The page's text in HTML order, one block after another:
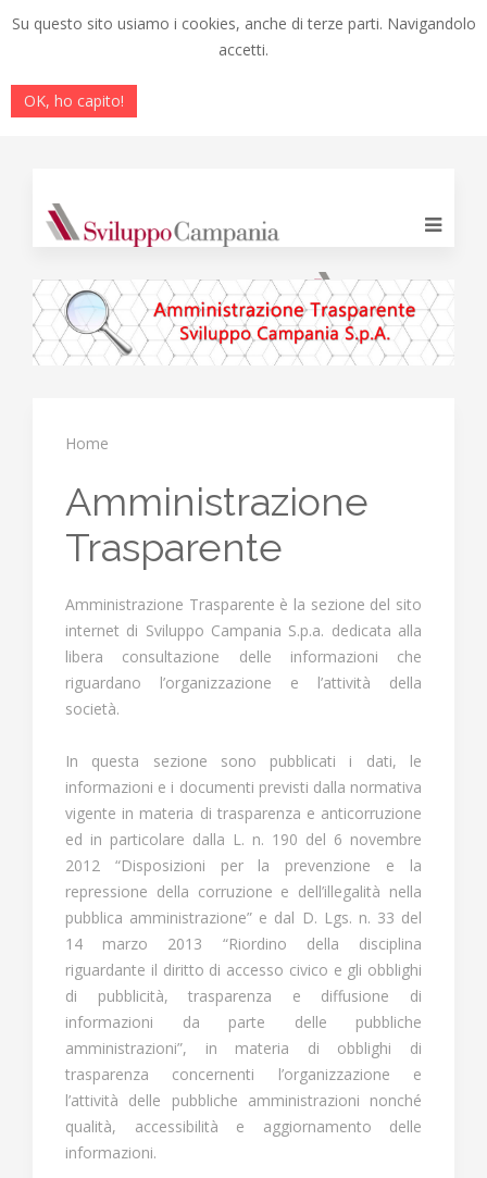
Su questo sito usiamo i cookies, anche di terze parti. Navigandolo
accetti.
OK, ho capito!
Home
Amministrazione
Trasparente
Amministrazione Trasparente è la sezione del sito
internet di Sviluppo Campania S.p.a. dedicata alla
libera consultazione delle informazioni che
riguardano l’organizzazione e l’attività della
società.
In questa sezione sono pubblicati i dati, le
informazioni e i documenti previsti dalla normativa
vigente in materia di trasparenza e anticorruzione
ed in particolare dalla L. n. 190 del 6 novembre
2012 “Disposizioni per la prevenzione e la
repressione della corruzione e dell’illegalità nella
pubblica amministrazione” e dal D. Lgs. n. 33 del
14 marzo 2013 “Riordino della disciplina
riguardante il diritto di accesso civico e gli obblighi
di pubblicità, trasparenza e diffusione di
informazioni da parte delle pubbliche
amministrazioni”, in materia di obblighi di
trasparenza concernenti l’organizzazione e
l’attività delle pubbliche amministrazioni nonché
qualità, accessibilità e aggiornamento delle
informazioni.